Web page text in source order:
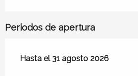
Periodos de apertura
Del1 julio 2026al31 agosto 2026
Hasta el31 agosto 2026